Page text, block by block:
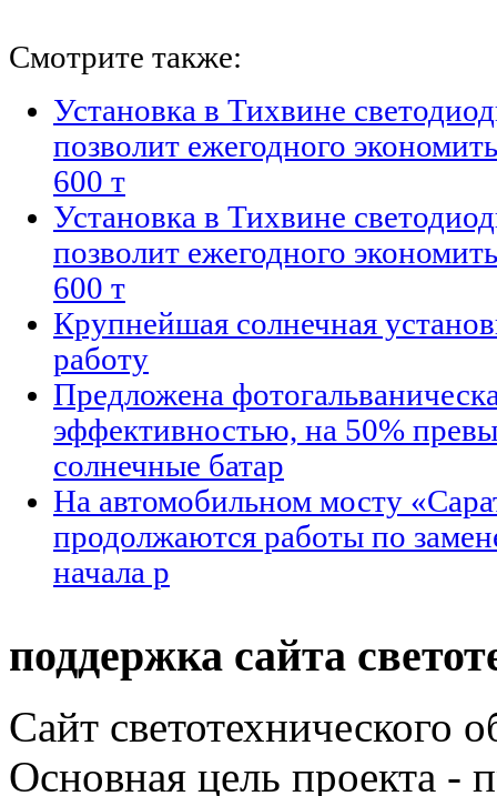
Смотрите также:
Установка в Тихвине
позволит ежегодного
600 т
Установка в Тихвине
позволит ежегодного
600 т
Крупнейшая солнечная
работу
Предложена
эффективностью, на 50%
солнечные батар
На автомобильном мосту
продолжаются работы по
начала р
поддержка сайта
Сайт светотехнического
Основная цель проекта -